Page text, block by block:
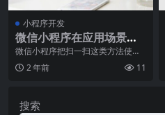
小程序开发
微信小程序在应用场景中
有重要价值
微信小程序把扫一扫这类方法使用
到线下推广的各种各样场景，配用
以微信支付功能的推动
2 年前 11
搜索